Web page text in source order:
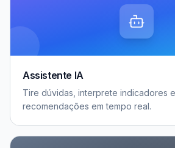
Assistente IA
Tire dúvidas, interprete indicadores
recomendações em tempo real.